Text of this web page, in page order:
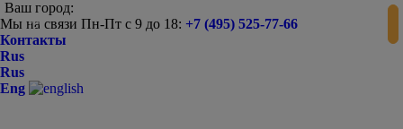
Ваш город:
Мы на связи Пн-Пт с 9 до 18: +7 (495) 525-77-66
Контакты
Rus
Rus
Eng
-